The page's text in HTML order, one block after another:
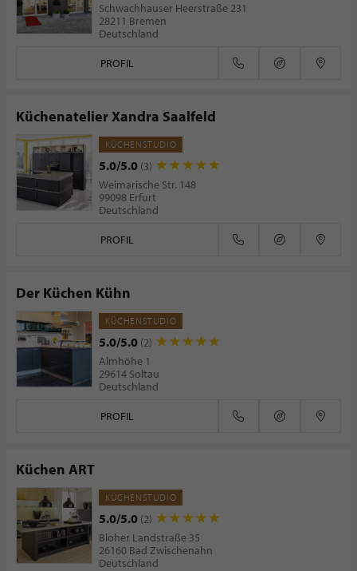
Schwachhauser Heerstraße 231
28211 Bremen
Deutschland
PROFIL
Küchenatelier Xandra Saalfeld
KÜCHENSTUDIO
5.0/5.0 (3)
Weimarische Str. 148
99098 Erfurt
Deutschland
PROFIL
Der Küchen Kühn
KÜCHENSTUDIO
5.0/5.0 (2)
Almhöhe 1
29614 Soltau
Deutschland
PROFIL
Küchen ART
KÜCHENSTUDIO
5.0/5.0 (2)
Bloher Landstraße 35
26160 Bad Zwischenahn
Deutschland